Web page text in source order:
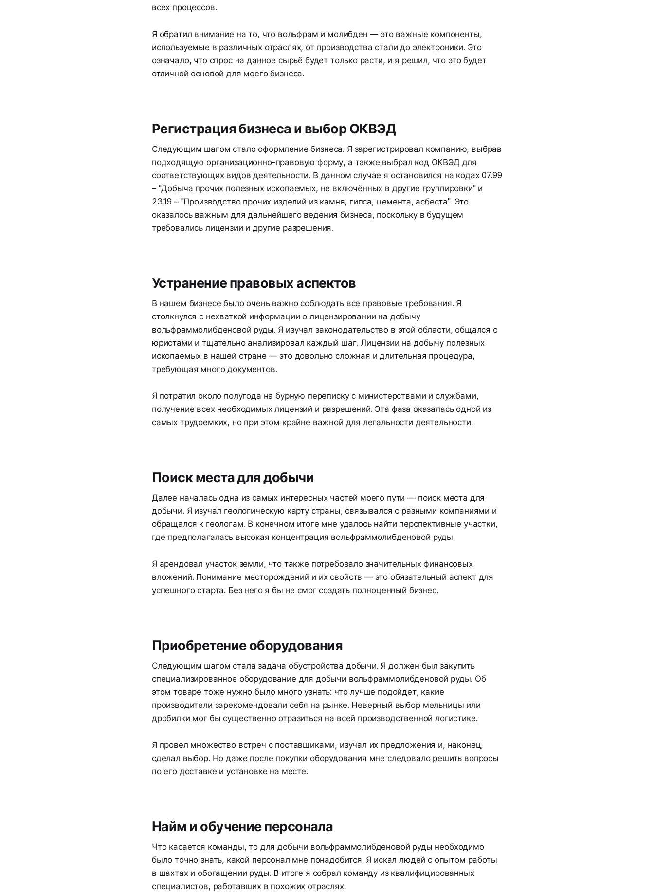
всех процессов.
Я обратил внимание на то, что вольфрам и молибден — это важные компоненты,
используемые в различных отраслях, от производства стали до электроники. Это
означало, что спрос на данное сырьё будет только расти, и я решил, что это будет
отличной основой для моего бизнеса.
Регистрация бизнеса и выбор ОКВЭД
Следующим шагом стало оформление бизнеса. Я зарегистрировал компанию, выбрав
подходящую организационно-правовую форму, а также выбрал код ОКВЭД для
соответствующих видов деятельности. В данном случае я остановился на кодах 07.99
– "Добыча прочих полезных ископаемых, не включённых в другие группировки" и
23.19 – "Производство прочих изделий из камня, гипса, цемента, асбеста". Это
оказалось важным для дальнейшего ведения бизнеса, поскольку в будущем
требовались лицензии и другие разрешения.
Устранение правовых аспектов
В нашем бизнесе было очень важно соблюдать все правовые требования. Я
столкнулся с нехваткой информации о лицензировании на добычу
вольфраммолибденовой руды. Я изучал законодательство в этой области, общался с
юристами и тщательно анализировал каждый шаг. Лицензии на добычу полезных
ископаемых в нашей стране — это довольно сложная и длительная процедура,
требующая много документов.
Я потратил около полугода на бурную переписку с министерствами и службами,
получение всех необходимых лицензий и разрешений. Эта фаза оказалась одной из
самых трудоемких, но при этом крайне важной для легальности деятельности.
Поиск места для добычи
Далее началась одна из самых интересных частей моего пути — поиск места для
добычи. Я изучал геологическую карту страны, связывался с разными компаниями и
обращался к геологам. В конечном итоге мне удалось найти перспективные участки,
где предполагалась высокая концентрация вольфраммолибденовой руды.
Я арендовал участок земли, что также потребовало значительных финансовых
вложений. Понимание месторождений и их свойств — это обязательный аспект для
успешного старта. Без него я бы не смог создать полноценный бизнес.
Приобретение оборудования
Следующим шагом стала задача обустройства добычи. Я должен был закупить
специализированное оборудование для добычи вольфраммолибденовой руды. Об
этом товаре тоже нужно было много узнать: что лучше подойдет, какие
производители зарекомендовали себя на рынке. Неверный выбор мельницы или
дробилки мог бы существенно отразиться на всей производственной логистике.
Я провел множество встреч с поставщиками, изучал их предложения и, наконец,
сделал выбор. Но даже после покупки оборудования мне следовало решить вопросы
по его доставке и установке на месте.
Найм и обучение персонала
Что касается команды, то для добычи вольфраммолибденовой руды необходимо
было точно знать, какой персонал мне понадобится. Я искал людей с опытом работы
в шахтах и обогащении руды. В итоге я собрал команду из квалифицированных
специалистов, работавших в похожих отраслях.